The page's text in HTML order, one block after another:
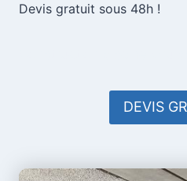
Devis gratuit sous 48h !
DEVIS